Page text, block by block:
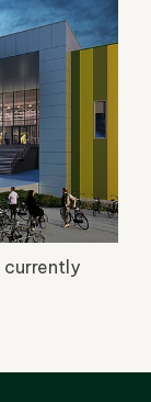
currently